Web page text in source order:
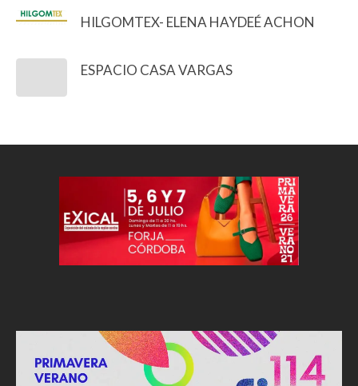
HILGOMTEX- ELENA HAYDEÉ ACHON
ESPACIO CASA VARGAS